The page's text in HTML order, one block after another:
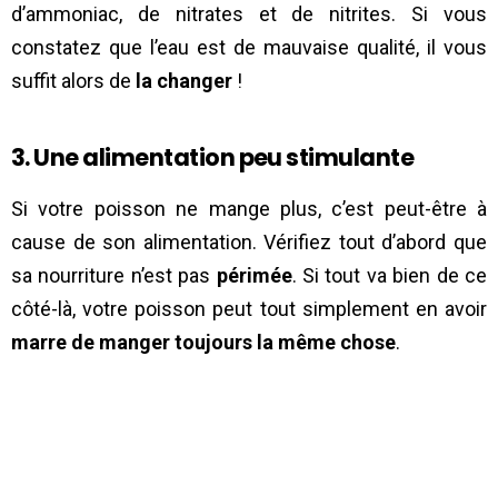
d’ammoniac, de nitrates et de nitrites. Si vous
constatez que l’eau est de mauvaise qualité, il vous
suffit alors de la changer !
3. Une alimentation peu stimulante
Si votre poisson ne mange plus, c’est peut-être à
cause de son alimentation. Vérifiez tout d’abord que
sa nourriture n’est pas périmée. Si tout va bien de ce
côté-là, votre poisson peut tout simplement en avoir
marre de manger toujours la même chose.